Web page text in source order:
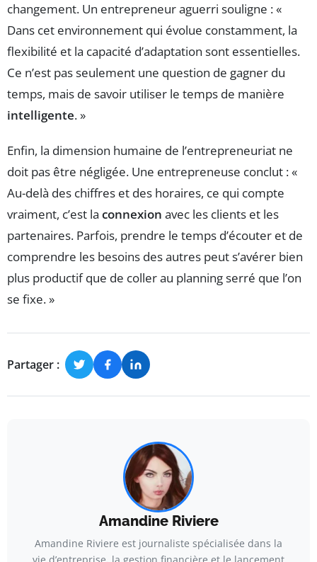
changement. Un entrepreneur aguerri souligne : «
Dans cet environnement qui évolue constamment, la
flexibilité et la capacité d’adaptation sont essentielles.
Ce n’est pas seulement une question de gagner du
temps, mais de savoir utiliser le temps de manière
intelligente. »
Enfin, la dimension humaine de l’entrepreneuriat ne
doit pas être négligée. Une entrepreneuse conclut : «
Au-delà des chiffres et des horaires, ce qui compte
vraiment, c’est la connexion avec les clients et les
partenaires. Parfois, prendre le temps d’écouter et de
comprendre les besoins des autres peut s’avérer bien
plus productif que de coller au planning serré que l’on
se fixe. »
Partager :
Amandine Riviere
Amandine Riviere est journaliste spécialisée dans la